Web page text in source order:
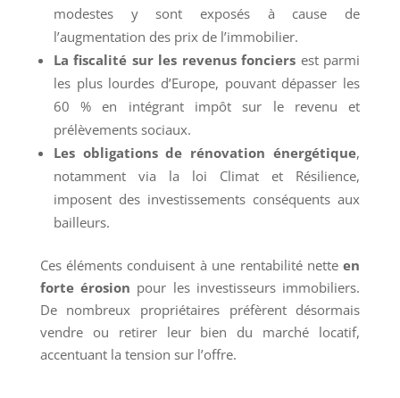
modestes y sont exposés à cause de
l’augmentation des prix de l’immobilier.
La fiscalité sur les revenus fonciers est parmi
les plus lourdes d’Europe, pouvant dépasser les
60 % en intégrant impôt sur le revenu et
prélèvements sociaux.
Les obligations de rénovation énergétique,
notamment via la loi Climat et Résilience,
imposent des investissements conséquents aux
bailleurs.
Ces éléments conduisent à une rentabilité netteen
forte érosion pour les investisseurs immobiliers.
De nombreux propriétaires préfèrent désormais
vendre ou retirer leur bien du marché locatif,
accentuant la tension sur l’offre.